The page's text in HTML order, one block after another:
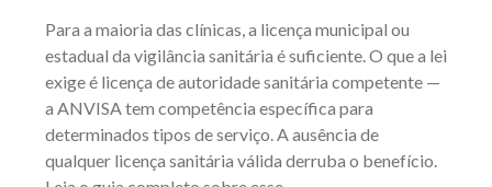
Para a maioria das clínicas, a licença municipal ou
estadual da vigilância sanitária é suficiente. O que a lei
exige é licença de autoridade sanitária competente —
a ANVISA tem competência específica para
determinados tipos de serviço. A ausência de
qualquer licença sanitária válida derruba o benefício.